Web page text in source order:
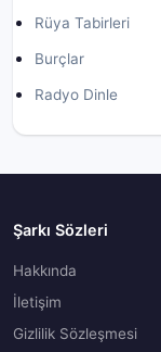
Rüya Tabirleri
Burçlar
Radyo Dinle
Şarkı Sözleri
Hakkında
İletişim
Gizlilik Sözleşmesi